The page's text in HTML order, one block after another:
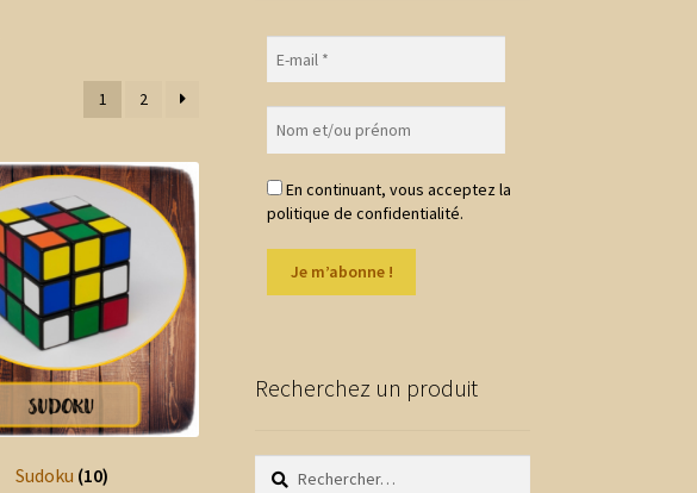
1 2
Sudoku (10)
En continuant, vous acceptez la
politique de confidentialité.
Recherchez un produit
Rechercher :